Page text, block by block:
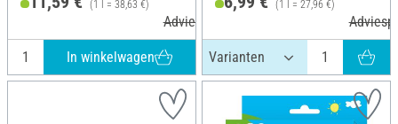
(1 l = 38,63 €)
Adviesprijs 13,49 €
In winkelwagen
(1 l = 27,96 €)